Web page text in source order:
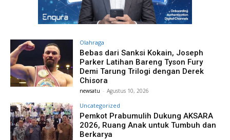
Olahraga
Bebas dari Sanksi Kokain, Joseph
Parker Latihan Bareng Tyson Fury
Demi Tarung Trilogi dengan Derek
Chisora
newsatu - Agustus 10, 2026
Uncategorized
Pemkot Prabumulih Dukung AKSARA
2026, Ruang Anak untuk Tumbuh dan
Berkarya